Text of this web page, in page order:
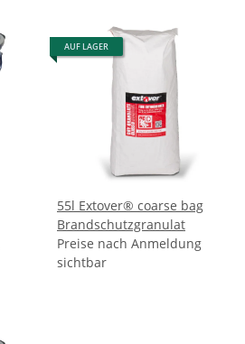
AUF LAGER
55l Extover® coarse bag
Brandschutzgranulat
Preise nach Anmeldung
sichtbar